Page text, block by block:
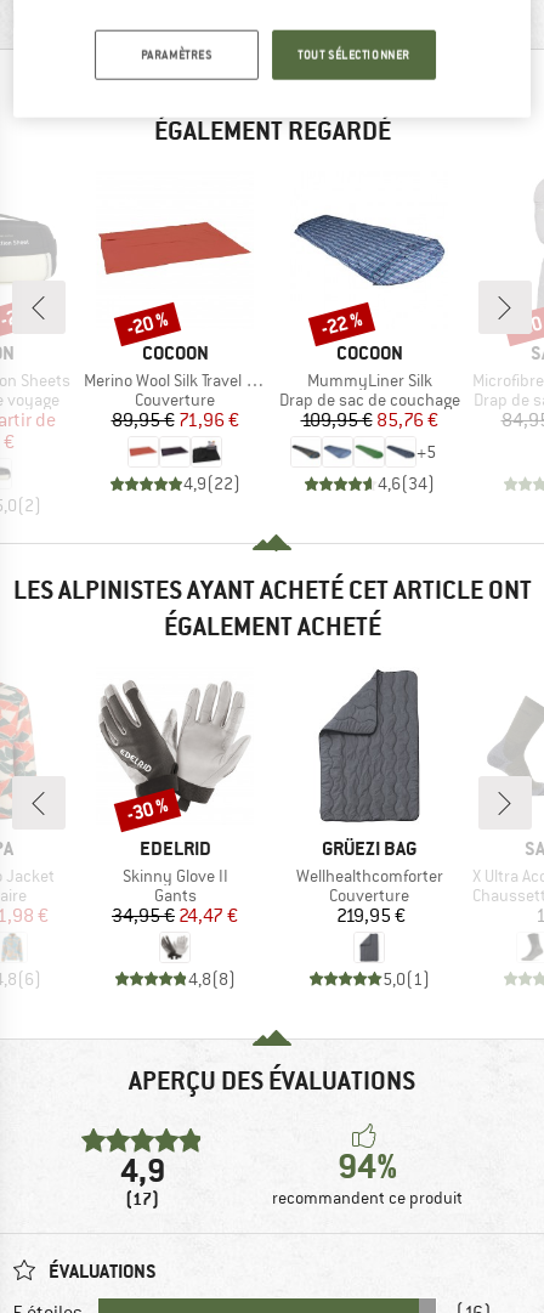
ÉGALEMENT REGARDÉ
Sheets
voyage
réduit
de
(2)
%
MARQUE
COCOON
Article
Merino Wool Silk Travel Blanket
Product group
Couverture
Prix
89,95 €Prix réduit
71,96 €
4,9(22)
Remise
-20 %
MARQUE
COCOON
Article
MummyLiner Silk
Product group
Drap de sac de couchage
Prix
109,95 €Prix réduit
85,76 €
+5
4,6(34)
Remise
-22 %
Article
Microfibre
Product
Drap de
-
LES ALPINISTES AYANT ACHETÉ CET ARTICLE ONT
ÉGALEMENT ACHETÉ
Jacket
réduit
€
(6)
MARQUE
EDELRID
Article
Skinny Glove II
Product group
Gants
Prix
34,95 €Prix réduit
24,47 €
4,8(8)
Remise
-30 %
MARQUE
GRÜEZI BAG
Article
Wellhealthcomforter
Product group
Couverture
Prix
219,95 €
5,0(1 )
Article
X Ultra
Product
APERÇU DES ÉVALUATIONS
4,9
(17)
94%
recommandent ce produit
ÉVALUATIONS
PARAMÈTRES TOUT SÉLECTIONNER